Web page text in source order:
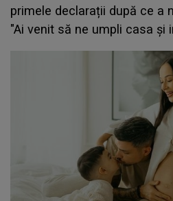
primele declarații după ce a
"Ai venit să ne umpli casa și